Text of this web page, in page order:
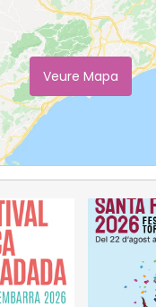
Veure Mapa